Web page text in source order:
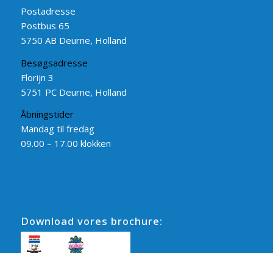
Postadresse
Postbus 65
5750 AB Deurne, Holland
Besøgsadresse
Florijn 3
5751 PC Deurne, Holland
Åbningstider
Mandag til fredag
09.00 – 17.00 klokken
Download vores brochure: